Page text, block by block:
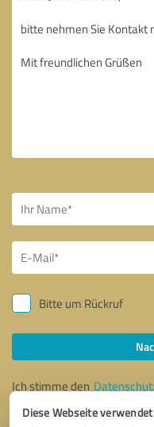
Diese Webseite
Bitte um Rückruf
Ich stimme den